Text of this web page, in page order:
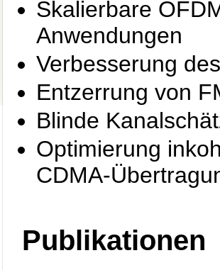
Skalierbare
Anwendungen
Verbesserung
Entzerrung von
Blinde
Optimierung
CDMA-
Publikationen